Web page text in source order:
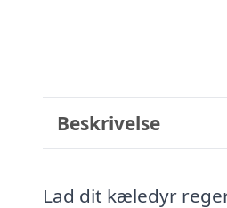
Beskrivelse
Lad dit kæledyr